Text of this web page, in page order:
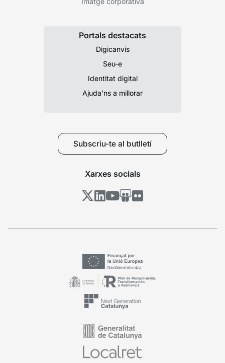
Portals destacats
Digicanvis
Seu-e
Identitat digital
Ajuda’ns a millorar
Subscriu-te al butlletí
Xarxes socials